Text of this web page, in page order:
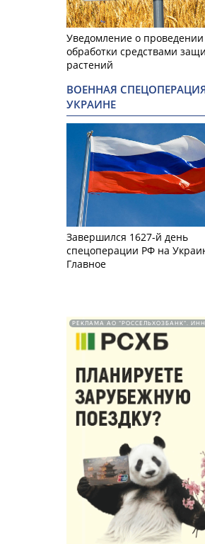
Уведомление о проведении
обработки средствами
растений
ВОЕННАЯ
УКРАИНЕ
Завершился 1627-й день
спецоперации РФ на
Главное
РЕКЛАМА АО "РОССЕЛЬХОЗБАНК". ИНН